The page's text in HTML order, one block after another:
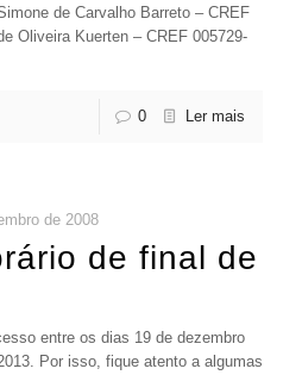
de Carvalho Barreto – CREF
Oliveira Kuerten – CREF 005729-
0 Ler mais
de 2008
de final de
entre os dias 19 de dezembro
Por isso, fique atento a algumas